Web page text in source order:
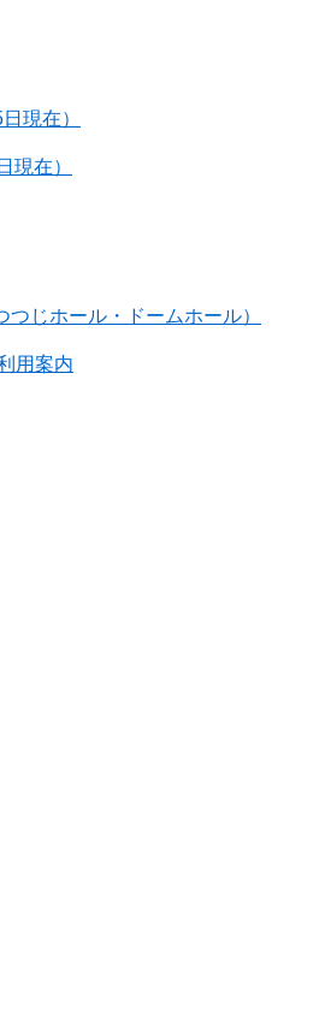
現在）
現在）
じホール・ドームホール）
用案内